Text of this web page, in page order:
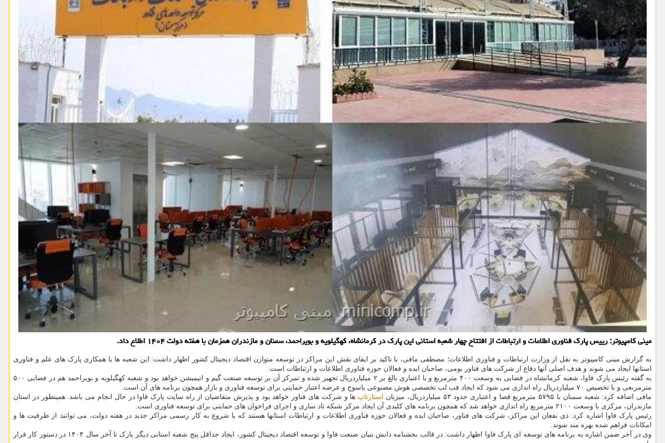
مینی کامپیوتر: رییس پارک فناوری اطلاعات و ارتباطات از افتتاح چهار شعبه استانی این پارک در کرمانشاه، کهگیلویه و بویراحمد، سمنان و مازندران همزمان با هفته دولت ۱۴۰۴ اطلاع داد.
به گزارش مینی کامپیوتر به نقل از وزارت ارتباطات و فناوری اطلاعات؛ مصطفی مافی، با تاکید بر ایفای نقش این مراکز در توسعه متوازن اقتصاد دیجیتال کشور اظهار داشت: این شعبه ها با همکاری پارک های علم و فناوری
استانها ایجاد می شوند و هدف اصلی آنها دفاع از شرکت های فناور بومی، صاحبان ایده و فعالان حوزه فناوری اطلاعات و ارتباطات است.
به گفته رئیس پارک فاوا، شعبه کرمانشاه در فضایی به وسعت ۴۰۰ مترمربع و با اعتباری بالغ بر ۲ میلیاردریال تجهیز شده و تمرکز آن بر توسعه صنعت گیم و انیمیشن خواهد بود و شعبه کهگیلویه و بویراحمد هم در فضایی ۵۰۰
مترمربعی و با تخصیص ۷۰ میلیاردریال راه اندازی می شود که ایجاد فب لب تخصصی هوش مصنوعی یاسوج و عرضه اعتبار حمایتی برای توسعه فناوری و بازار همچون برنامه های آن است.
مافی اضافه کرد: شعبه سمنان با ۵۷۹۵ مترمربع فضا و اعتباری حدود ۵۳ میلیاردریال، میزبان
استارتاپ ها و شرکت های فناور خواهد بود و پذیرش متقاضیان از راه سایت پارک فاوا در حال انجام می باشد. همینطور در استان
مازندران، مرکزی با وسعت ۲۱۰۰ مترمربع راه اندازی خواهد شد که همچون برنامه های کلیدی آن ایجاد مرکز شبکه تاد ساری و اجرای فراخوان های حمایتی برای توسعه فناوری است.
رئیس پارک فاوا اشاره کرد: ذی نفعان این مراکز، شرکت های فناور، صاحبان ایده و فعالان حوزه فناوری اطلاعات و ارتباطات استانها هستند که با شروع به کار رسمی مراکز جدید در هفته دولت، می توانند از ظرفیت ها و
امکانات فراهم شده بهره مند شوند.
وی در آخر ضمن اشاره به برنامه های توسعه ای پارک فاوا اظهار داشت: در قالب بخشنامه دانش بنیان صنعت فاوا و توسعه اقتصاد دیجیتال کشور، ایجاد حداقل پنج شعبه استانی دیگر پارک تا آخر سال ۱۴۰۴ در دستور کار قرار